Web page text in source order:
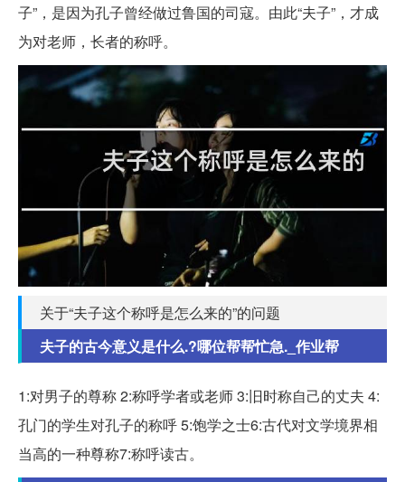
子”，是因为孔子曾经做过鲁国的司寇。由此“夫子”，才成
为对老师，长者的称呼。
关于“夫子这个称呼是怎么来的”的问题
夫子的古今意义是什么.?哪位帮帮忙急._作业帮
1:对男子的尊称 2:称呼学者或老师 3:旧时称自己的丈夫 4:
孔门的学生对孔子的称呼 5:饱学之士6:古代对文学境界相
当高的一种尊称7:称呼读古。